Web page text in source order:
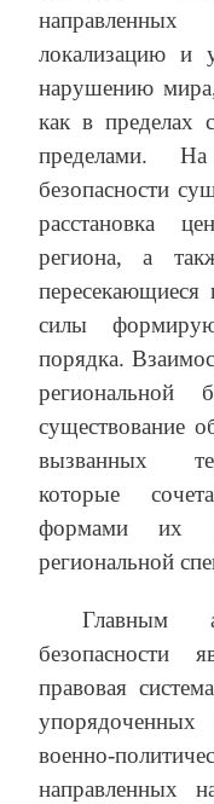
локализацию и
нарушению
как в пределах
пределами. На
безопасности
расстановка
региона, а
силы
порядка.
региональной
существование
вызванных
которые
формами их
региональной
Главным
безопасности
правовая
военно-
направленных